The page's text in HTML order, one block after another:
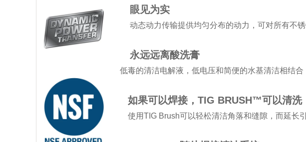
眼见为实
动态动力传输提供均匀分布的动力，可对所有不锈
永远远离酸洗膏
低毒的清洁电解液，低电压和简便的水基清洁相结合，可
如果可以焊接，TIG BRUSH™可以清洗
使用TIG Brush可以轻松清洁角落和缝隙，而延长引